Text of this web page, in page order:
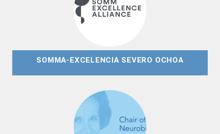
SOMMA-EXCELENCIA SEVERO OCHOA